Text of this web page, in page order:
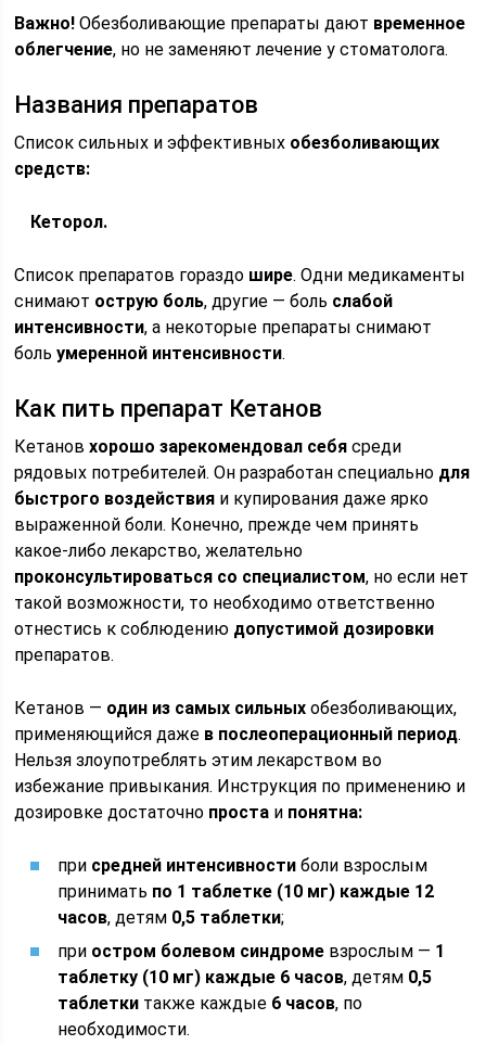
Важно! Обезболивающие препараты дают временное
облегчение, но не заменяют лечение у стоматолога.
Названия препаратов
Список сильных и эффективных обезболивающих
средств:
Кеторол.
Список препаратов гораздо шире. Одни медикаменты
снимают острую боль, другие — боль слабой
интенсивности, а некоторые препараты снимают
больумеренной интенсивности.
Как пить препарат Кетанов
Кетановхорошо зарекомендовал себя среди
рядовых потребителей. Он разработан специально для
быстрого воздействия и купирования даже ярко
выраженной боли. Конечно, прежде чем принять
какое-либо лекарство, желательно
проконсультироваться со специалистом, но если нет
такой возможности, то необходимо ответственно
отнестись к соблюдению допустимой дозировки
препаратов.
Кетанов — один из самых сильных обезболивающих,
применяющийся даже в послеоперационный период.
Нельзя злоупотреблять этим лекарством во
избежание привыкания. Инструкция по применению и
дозировке достаточно проста и понятна:
при средней интенсивности боли взрослым
принимать по 1 таблетке (10 мг) каждые 12
часов, детям 0,5 таблетки;
при остром болевом синдроме взрослым — 1
таблетку (10 мг) каждые 6 часов, детям 0,5
таблетки также каждые 6 часов, по
необходимости.